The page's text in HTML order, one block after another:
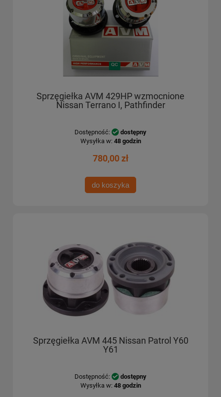
Sprzęgiełka AVM 429HP wzmocnione
Nissan Terrano I, Pathfinder
Dostępność:
dostępny
Wysyłka w: 48 godzin
780,00 zł
do koszyka
Sprzęgiełka AVM 445 Nissan Patrol Y60
Y61
Dostępność:
dostępny
Wysyłka w: 48 godzin